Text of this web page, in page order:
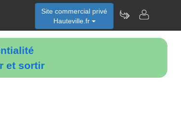
et sortir
Site commercial privé
Hauteville.fr